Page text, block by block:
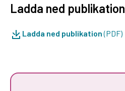
Ladda ned publikation
Ladda ned publikation(PDF)